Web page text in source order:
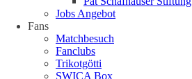
Jobs Angebot
Fans
Matchbesuch
Fanclubs
Trikotgötti
SWICA Box